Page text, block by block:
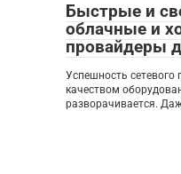
Быстрые и
облачные и
провайдеры
Успешность сетевого
качеством
разворачивается.